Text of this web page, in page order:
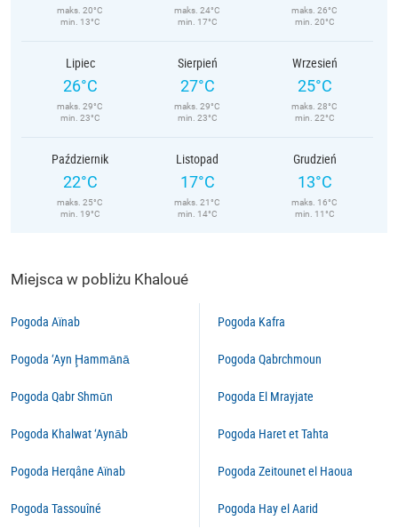
maks. 20°C
min. 13°C
maks. 24°C
min. 17°C
maks. 26°C
min. 20°C
Lipiec
26°C
maks. 29°C
min. 23°C
Sierpień
27°C
maks. 29°C
min. 23°C
Wrzesień
25°C
maks. 28°C
min. 22°C
Październik
22°C
maks. 25°C
min. 19°C
Listopad
17°C
maks. 21°C
min. 14°C
Grudzień
13°C
maks. 16°C
min. 11°C
Miejsca w pobliżu Khaloué
Pogoda Aïnab
Pogoda ‘Ayn Ḩammānā
Pogoda Qabr Shmūn
Pogoda Khalwat ‘Aynāb
Pogoda Herqâne Aïnab
Pogoda Tassouîné
Pogoda Kafra
Pogoda Qabrchmoun
Pogoda El Mrayjate
Pogoda Haret et Tahta
Pogoda Zeitounet el Haoua
Pogoda Hay el Aarid